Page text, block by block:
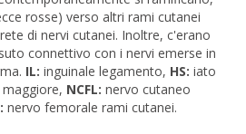
rosse) verso altri rami cutanei
di nervi cutanei. Inoltre, c'erano
connettivo con i nervi emerse in
IL: inguinale legamento, HS: iato
NCFL: nervo cutaneo
nervo femorale rami cutanei.